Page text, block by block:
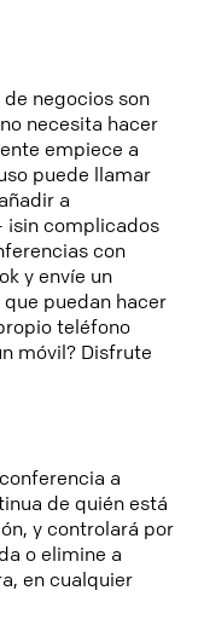
negocios son
necesita hacer
empiece a
puede llamar
a
complicados
con
y envíe un
puedan hacer
teléfono
móvil? Disfrute
a
de quién está
y controlará por
o elimine a
en cualquier